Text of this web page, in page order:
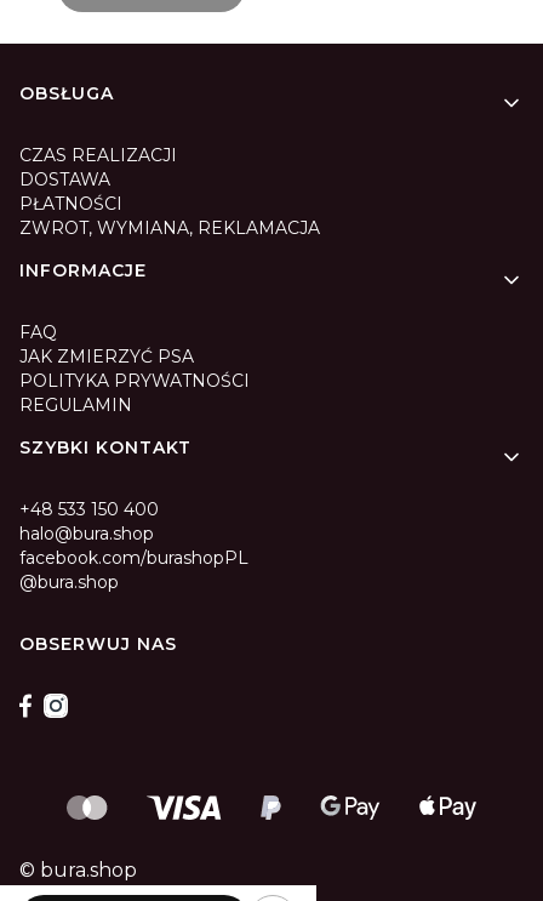
Linki w stopce
OBSŁUGA
CZAS REALIZACJI
DOSTAWA
PŁATNOŚCI
ZWROT, WYMIANA, REKLAMACJA
INFORMACJE
FAQ
JAK ZMIERZYĆ PSA
POLITYKA PRYWATNOŚCI
REGULAMIN
SZYBKI KONTAKT
+48 533 150 400
halo@bura.shop
facebook.com/burashopPL
@bura.shop
OBSERWUJ NAS
© bura.shop